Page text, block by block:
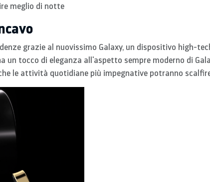
meglio di notte
grazie al nuovissimo Galaxy, un dispositivo high-
un tocco di eleganza all'aspetto sempre moderno di
le attività quotidiane più impegnative potranno